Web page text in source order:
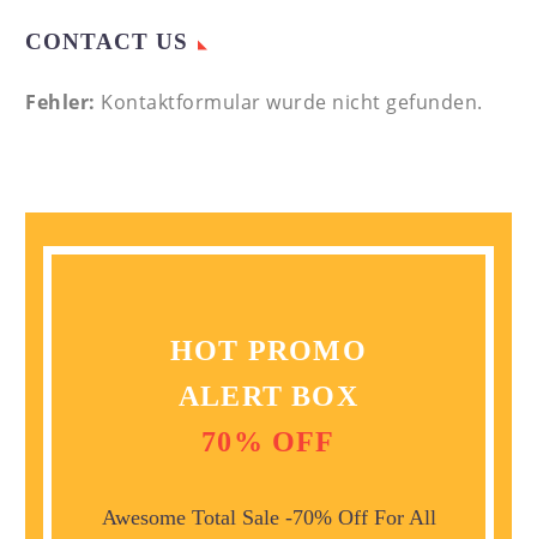
CONTACT US
Fehler: Kontaktformular wurde nicht gefunden.
HOT PROMO
ALERT BOX
70% OFF
Awesome Total Sale -70% Off For All